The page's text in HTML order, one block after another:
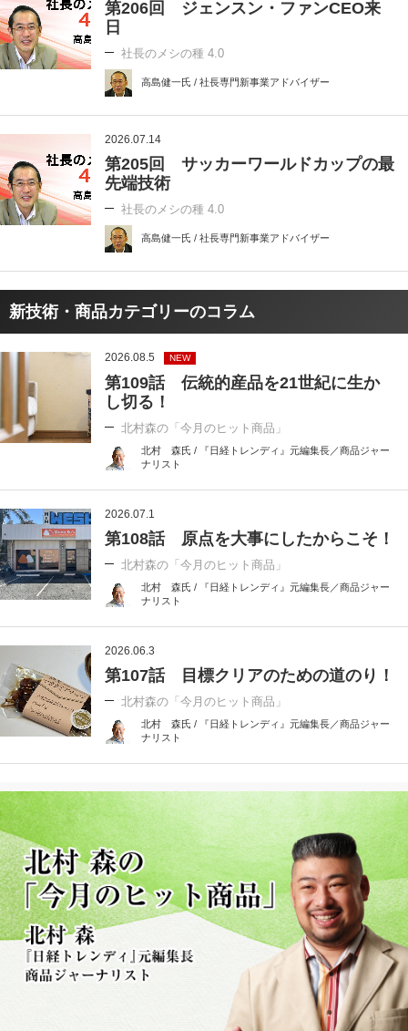
第206回 ジェンスン・ファンCEO来
日
社長のメシの種 4.0
高島健一氏 / 社長専門新事業アドバイザー
2026.07.14
第205回 サッカーワールドカップの最
先端技術
社長のメシの種 4.0
高島健一氏 / 社長専門新事業アドバイザー
新技術・商品カテゴリーのコラム
2026.08.5 NEW
第109話 伝統的産品を21世紀に生か
し切る！
北村森の「今月のヒット商品」
北村 森氏 / 『日経トレンディ』元編集長／商品ジャー
ナリスト
2026.07.1
第108話 原点を大事にしたからこそ！
北村森の「今月のヒット商品」
北村 森氏 / 『日経トレンディ』元編集長／商品ジャー
ナリスト
2026.06.3
第107話 目標クリアのための道のり！
北村森の「今月のヒット商品」
北村 森氏 / 『日経トレンディ』元編集長／商品ジャー
ナリスト